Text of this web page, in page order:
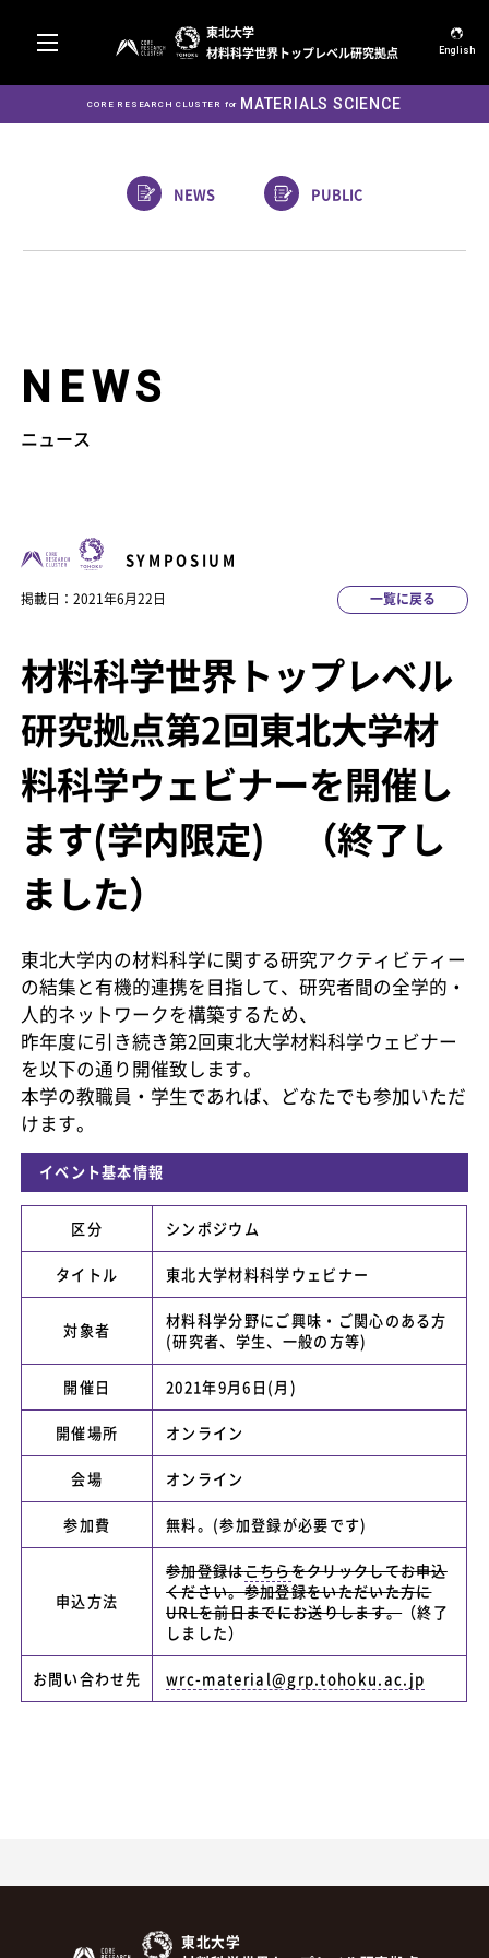
東北大学
材料科学世界トップレベル研究拠点
English
CORE RESEARCH CLUSTER for MATERIALS SCIENCE
NEWS PUBLIC
NEWS
ニュース
SYMPOSIUM
掲載日：2021年6月22日 一覧に戻る
材料科学世界トップレベル
研究拠点第2回東北大学材
料科学ウェビナーを開催し
ます(学内限定) （終了し
ました）
東北大学内の材料科学に関する研究アクティビティー
の結集と有機的連携を目指して、研究者間の全学的・
人的ネットワークを構築するため、
昨年度に引き続き第2回東北大学材料科学ウェビナー
を以下の通り開催致します。
本学の教職員・学生であれば、どなたでも参加いただ
けます。
イベント基本情報
区分 シンポジウム
タイトル 東北大学材料科学ウェビナー
対象者
材料科学分野にご興味・ご関心のある方
(研究者、学生、一般の方等)
開催日 2021年9月6日(月)
開催場所 オンライン
会場 オンライン
参加費 無料。(参加登録が必要です)
申込方法
参加登録はこちらをクリックしてお申込
ください。参加登録をいただいた方に
URLを前日までにお送りします。（終了
しました）
お問い合わせ先 wrc-material@grp.tohoku.ac.jp
東北大学